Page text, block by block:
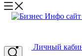
Личный